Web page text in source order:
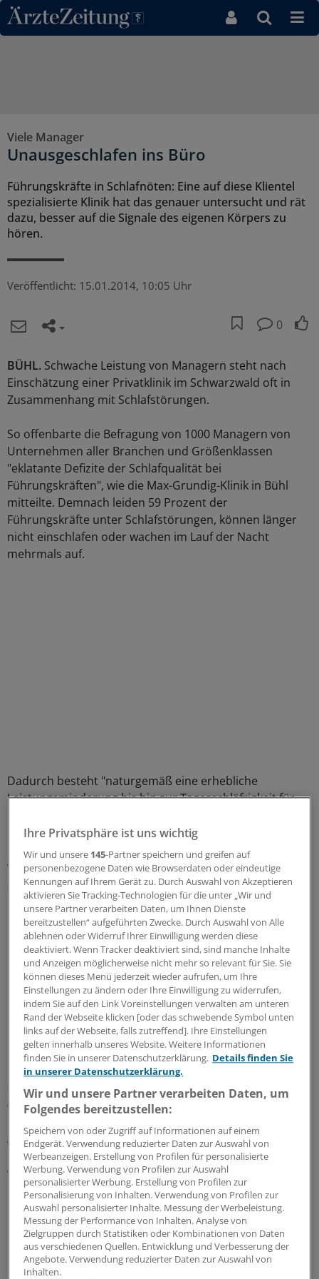
Direkt zum Inhaltsbereich
Viele Manager
Unausgeschlafen ins Büro
Führungskräfte in Schlafnöten: Eine auf diese Klientel
spezialisierte Klinik hat das genauer untersucht und rät
dazu, besser auf die Signale des eigenen Körpers zu
hören.
Veröffentlicht: 15.01.2014, 10:05 Uhr
0
BÜHL. Schwache Leistung von Managern steht nach
Einschätzung einer Privatklinik im Schwarzwald oft in
Zusammenhang mit Schlafstörungen.
So offenbarte die Befragung von 1000 Managern von
Unternehmen aller Branchen und Größenklassen
"eklatante Defizite der Schlafqualität bei
Führungskräften", wie die Max-Grundig-Klinik in Bühl
mitteilte. Demnach leiden 59 Prozent der
Führungskräfte unter Schlafstörungen, können länger
nicht einschlafen oder wachen im Lauf der Nacht
mehrmals auf.
Dadurch besteht "naturgemäß eine erhebliche
Leistungsminderung bis hin zur Tagesschläfrigkeit für
Dies könne von den meisten Betroffenen vordergründig
verdeckt werden. Langfristig führten Schlafstörungen
aber zu emotionalen Reaktionen und
Leistungseinbrüchen.
Frauen sehr häufig betroffen
"Nicht selten bemerken die Betroffenen und deren
Umfeld eine alleine dadurch bedingte Änderung des
Persönlichkeitsstils in Richtung erhöhter Impulsivität
oder Rückzug und Depressivität", sagte der Ärztliche
Direktor der Klinik, Thorsten Kienast.
Überdurchschnittlich von Schlafstörungen betroffen
sind demnach Frauen (63 Prozent) und Personen über
45 Jahren (65 Prozent).
Als Grund für Schlafstörungen gaben 21 Prozent der
Befragten an, dass regelmäßiger Schlaf unter anderem
wegen nächtlicher Arbeit oder wegen Reisen über
mehrere Zeitzonen hinweg nicht möglich sei.
Schlafstörungen können auch daher rühren, dass die
Betroffenen ihre Körpersignale nicht ausreichend
beachteten, erklärte Kienast.
Ihre Privatsphäre ist uns wichtig
Wir und unsere 145-Partner speichern und greifen auf
personenbezogene Daten wie Browserdaten oder eindeutige
Kennungen auf Ihrem Gerät zu. Durch Auswahl von Akzeptieren
aktivieren Sie Tracking-Technologien für die unter „Wir und
unsere Partner verarbeiten Daten, um Ihnen Dienste
bereitzustellen“ aufgeführten Zwecke. Durch Auswahl von Alle
ablehnen oder Widerruf Ihrer Einwilligung werden diese
deaktiviert. Wenn Tracker deaktiviert sind, sind manche Inhalte
und Anzeigen möglicherweise nicht mehr so relevant für Sie. Sie
können dieses Menü jederzeit wieder aufrufen, um Ihre
Einstellungen zu ändern oder Ihre Einwilligung zu widerrufen,
indem Sie auf den Link Voreinstellungen verwalten am unteren
Rand der Webseite klicken [oder das schwebende Symbol unten
links auf der Webseite, falls zutreffend]. Ihre Einstellungen
gelten innerhalb unseres Website. Weitere Informationen
finden Sie in unserer Datenschutzerklärung. Details finden Sie
in unserer Datenschutzerklärung.
Wir und unsere Partner verarbeiten Daten, um
Folgendes bereitzustellen:
Speichern von oder Zugriff auf Informationen auf einem
Endgerät. Verwendung reduzierter Daten zur Auswahl von
Werbeanzeigen. Erstellung von Profilen für personalisierte
Werbung. Verwendung von Profilen zur Auswahl
personalisierter Werbung. Erstellung von Profilen zur
Personalisierung von Inhalten. Verwendung von Profilen zur
Auswahl personalisierter Inhalte. Messung der Werbeleistung.
Messung der Performance von Inhalten. Analyse von
Zielgruppen durch Statistiken oder Kombinationen von Daten
aus verschiedenen Quellen. Entwicklung und Verbesserung der
Angebote. Verwendung reduzierter Daten zur Auswahl von
Inhalten.